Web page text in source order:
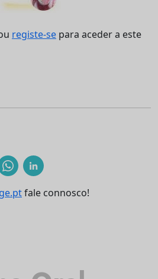
registe-se para aceder a este
fale connosco!